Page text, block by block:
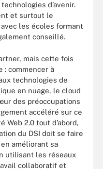
d’avenir.
et surtout le
les écoles formant
conseillé.
mais cette fois
: commencer à
technologies de
en nuage, le cloud
des préoccupations
accéléré sur ce
Web 2.0 tout d’abord,
du DSI doit se faire
améliorant sa
utilisant les réseaux
collaboratif et